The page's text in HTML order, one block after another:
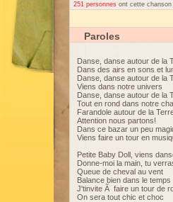
251 personnes ont cette
Paroles
Danse, danse autour de la
Dans des airs en sons et
Danse, danse autour de la
Viens dans notre univers
Danse, danse autour de la
Tout en rond dans notre
Farandole autour de la
Attention nous partons!
Dans ce bazar un peu
Viens faire un tour en
Petite Baby Doll, viens
Donne-moi la main, tu
Queue de cheval au vent
Balance bien dans le temps
J'tinvite Ã faire un tour de
On sera tout chic et choc